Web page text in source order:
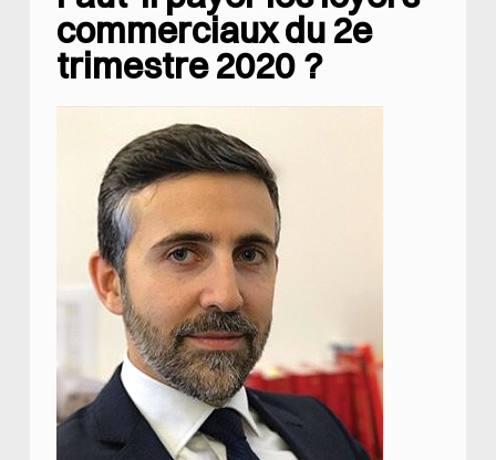
commerciaux du 2e
trimestre 2020 ?